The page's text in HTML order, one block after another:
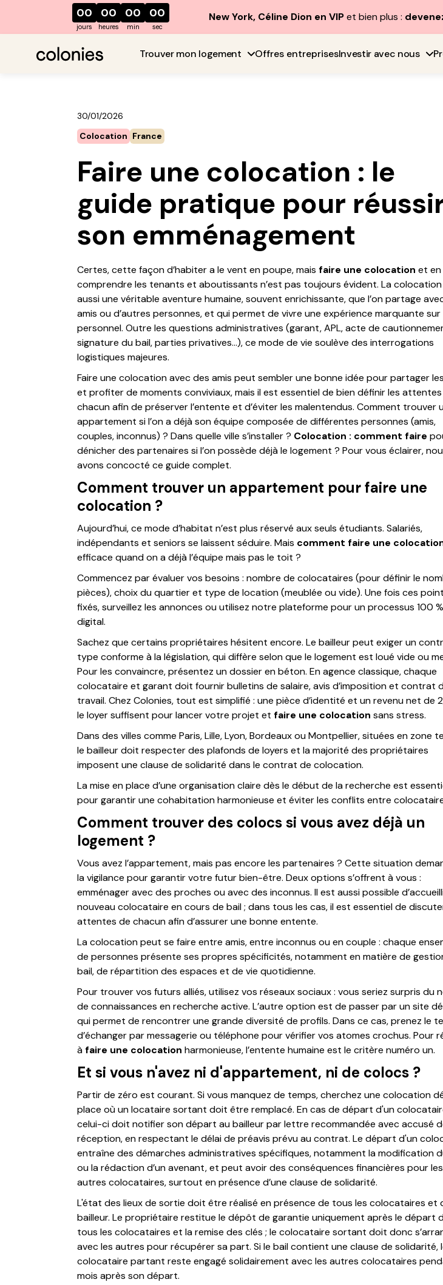
00
jours
00
heures
00
min
00
sec
New York, Céline Dion en VIPet bien plus :
Trouver mon logement Offres entreprisesInvestir avec nous
30/01/2026
Colocation France
Faire une colocation : le
guide pratique pour
son emménagement
Certes, cette façon d’habiter a le vent en poupe, mais faire une colocation et en
comprendre les tenants et aboutissants n’est pas toujours évident. La
aussi une véritable aventure humaine, souvent enrichissante, que l’on partage
amis ou d’autres personnes, et qui permet de vivre une expérience marquante sur
personnel. Outre les questions administratives (garant, APL, acte de
signature du bail, parties privatives…), ce mode de vie soulève des interrogations
logistiques majeures.
Faire une colocation avec des amis peut sembler une bonne idée pour partager
et profiter de moments conviviaux, mais il est essentiel de bien définir les
chacun afin de préserver l’entente et d’éviter les malentendus. Comment trouver
appartement si l’on a déjà son équipe composée de différentes personnes (amis,
couples, inconnus) ? Dans quelle ville s’installer ? Colocation : comment faire
dénicher des partenaires si l’on possède déjà le logement ? Pour vous éclairer,
avons concocté ce guide complet.
Comment trouver un appartement pour faire une
colocation ?
Aujourd’hui, ce mode d’habitat n’est plus réservé aux seuls étudiants. Salariés,
indépendants et seniors se laissent séduire. Mais comment faire une
efficace quand on a déjà l’équipe mais pas le toit ?
Commencez par évaluer vos besoins : nombre de colocataires (pour définir le
pièces), choix du quartier et type de location (meublée ou vide). Une fois ces
fixés, surveillez les annonces ou utilisez notre plateforme pour un processus 100 %
digital.
Sachez que certains propriétaires hésitent encore. Le bailleur peut exiger un
type conforme à la législation, qui diffère selon que le logement est loué vide ou
Pour les convaincre, présentez un dossier en béton. En agence classique, chaque
colocataire et garant doit fournir bulletins de salaire, avis d’imposition et contrat
travail. Chez Colonies, tout est simplifié : une pièce d’identité et un revenu net de
le loyer suffisent pour lancer votre projet et faire une colocation sans stress.
Dans des villes comme Paris, Lille, Lyon, Bordeaux ou Montpellier, situées en zone
le bailleur doit respecter des plafonds de loyers et la majorité des propriétaires
imposent une clause de solidarité dans le contrat de colocation.
La mise en place d’une organisation claire dès le début de la recherche est
pour garantir une cohabitation harmonieuse et éviter les conflits entre
Comment trouver des colocs si vous avez déjà un
logement ?
Vous avez l’appartement, mais pas encore les partenaires ? Cette situation
la vigilance pour garantir votre futur bien-être. Deux options s’offrent à vous :
emménager avec des proches ou avec des inconnus. Il est aussi possible
nouveau colocataire en cours de bail ; dans tous les cas, il est essentiel de
attentes de chacun afin d’assurer une bonne entente.
La colocation peut se faire entre amis, entre inconnus ou en couple : chaque
de personnes présente ses propres spécificités, notamment en matière de
bail, de répartition des espaces et de vie quotidienne.
Pour trouver vos futurs alliés, utilisez vos réseaux sociaux : vous seriez surpris du
de connaissances en recherche active. L’autre option est de passer par un site
qui permet de rencontrer une grande diversité de profils. Dans ce cas, prenez le
d’échanger par messagerie ou téléphone pour vérifier vos atomes crochus. Pour
àfaire une colocation harmonieuse, l’entente humaine est le critère numéro un.
Et si vous n'avez ni d'appartement, ni de colocs ?
Partir de zéro est courant. Si vous manquez de temps, cherchez une colocation
place où un locataire sortant doit être remplacé. En cas de départ d'un
celui-ci doit notifier son départ au bailleur par lettre recommandée avec accusé
réception, en respectant le délai de préavis prévu au contrat. Le départ d'un
entraîne des démarches administratives spécifiques, notamment la modification
ou la rédaction d’un avenant, et peut avoir des conséquences financières pour les
autres colocataires, surtout en présence d’une clause de solidarité.
L'état des lieux de sortie doit être réalisé en présence de tous les colocataires et
bailleur. Le propriétaire restitue le dépôt de garantie uniquement après le départ
tous les colocataires et la remise des clés ; le colocataire sortant doit donc
avec les autres pour récupérer sa part. Si le bail contient une clause de solidarité,
colocataire partant reste engagé solidairement avec les autres colocataires
mois après son départ.